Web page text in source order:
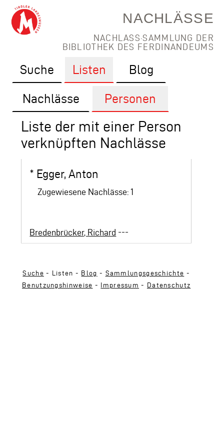
NACHLÄSSE
NACHLASS·SAMMLUNG DER
BIBLIOTHEK DES FERDINANDEUMS
Suche Listen Blog
Nachlässe Personen
Liste der mit einer Person
verknüpften Nachlässe
* Egger, Anton
Zugewiesene Nachlässe: 1
Bredenbrücker, Richard ---
Suche - Listen - Blog - Sammlungsgeschichte -
Benutzungshinweise - Impressum - Datenschutz